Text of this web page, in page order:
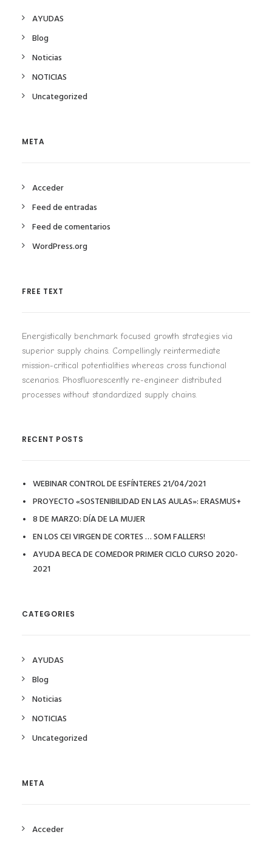
AYUDAS
Blog
Noticias
NOTICIAS
Uncategorized
META
Acceder
Feed de entradas
Feed de comentarios
WordPress.org
FREE TEXT
Energistically benchmark focused growth strategies via
superior supply chains. Compellingly reintermediate
mission-critical potentialities whereas cross functional
scenarios. Phosfluorescently re-engineer distributed
processes without standardized supply chains.
RECENT POSTS
WEBINAR CONTROL DE ESFÍNTERES 21/04/2021
PROYECTO «SOSTENIBILIDAD EN LAS AULAS»: ERASMUS+
8 DE MARZO: DÍA DE LA MUJER
EN LOS CEI VIRGEN DE CORTES … SOM FALLERS!
AYUDA BECA DE COMEDOR PRIMER CICLO CURSO 2020-
2021
CATEGORIES
AYUDAS
Blog
Noticias
NOTICIAS
Uncategorized
META
Acceder